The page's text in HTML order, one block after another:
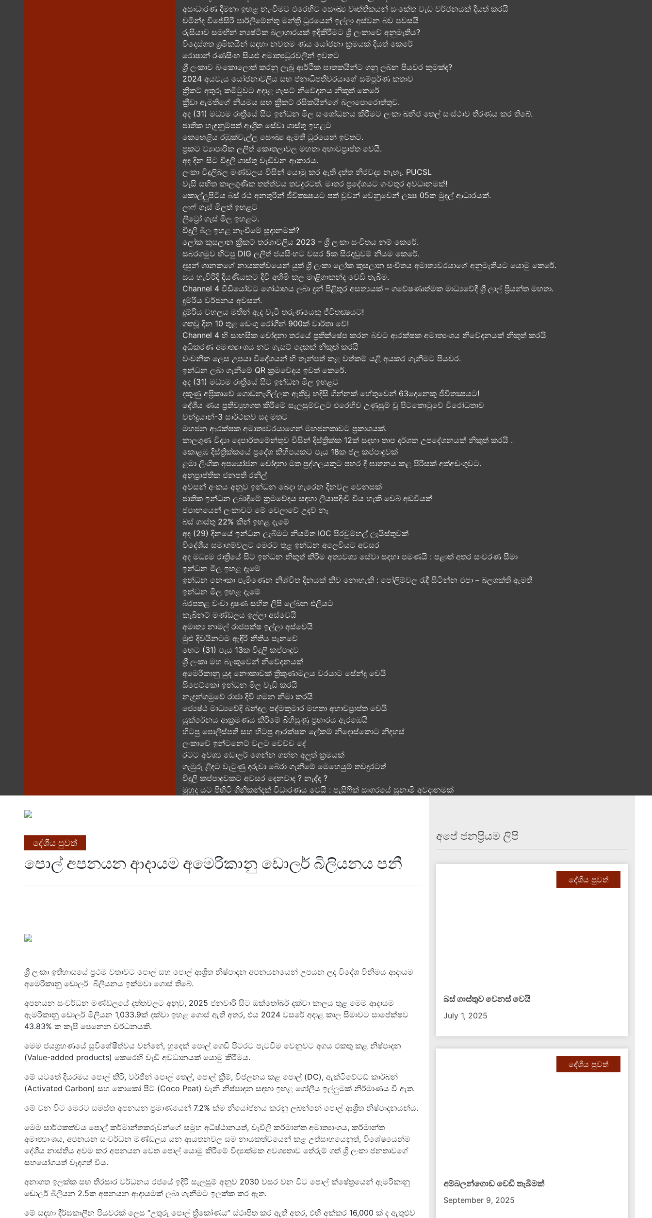
අසාධාරණ දීමනා ඉහළ නැංවීමට එරෙහිව සෞඛ්‍ය වෘත්තිකයන් සංකේත වැඩ වර්ජනයක් දියත් කරයි
චමින්ද විජේසිරි පාර්ලිමේන්තු මන්ත්‍රී ධූරයෙන් ඉල්ලා අස්වන බව පවසයි
රුසියාව සමඟින් න්‍යෂ්ටික බලාගාරයක් ඉදිකිරීමට ශ්‍රී ලංකාවේ අනුමැතිය?
විදෙස්ගත ශ්‍රමිකයින් සඳහා නවතම ණය යෝජනා ක්‍රමයක් දියත් කෙරේ
රොෂාන් රණසිංහ සියළු අමාත්‍යධූරවලින් ඉවතට​
ශ්‍රී ලංකාව බංකොලොත් කරනු ලැබූ ආර්ථික ඝාතකයින්ට ගනු ලබන පියවර කුමක්ද​?
2024 අයවැය යෝජනාවලිය​ සහ ජනාධිපතිවරයාගේ සම්පූර්ණ කතාව​
ක්‍රිකට් අතුරු කමිටුවට අදාළ ගැසට් නිවේදනය නිකුත් කෙරේ
ක්‍රීඩා ඇමතිගේ නියමය​ සහ ක්‍රිකට් රසිකයින්ගේ බලාපොරොත්තුව.
අද (31) මධ්‍යම රාත්‍රියේ සිට ඉන්ධන මිල සංශෝධනය කිරීමට ලංකා ඛනිජ තෙල් සංස්ථාව තීරණය කර තිබේ.
ජාතික හැඳුනුම්පත් ආශ්‍රිත සේවා ගාස්තු ඉහළට
කෙහෙළිය රඹුක්වැල්ල සෞඛ්‍ය ඇමති ධූරයෙන් ඉවතට​.
ප්‍රකට ව්‍යාපාරික ලලිත් කොතලාවල මහතා අභාවප්‍රාප්ත වෙයි.
අද දින​ සිට විදුලි ගාස්තු වැඩිවන ආකාරය​.
ලංකා විදුලිබල මණ්ඩලය විසින් යොමු කර ඇති දත්ත නිරවද්‍ය නැහැ. PUCSL
වැසි සහිත කාලගුණික තත්ත්වය තවදුරටත්. මාතර ප්‍රදේශයට ගංවතුර අවධානමක්!
කොල්ලුපිටිය බස් රථ අනතුරින් ජීවිතක්‍ෂයට පත් වූවන් වෙනුවෙන් ලක්‍ෂ 05ක​ මුදල් ආධාරයක්​.
ලාෆ් ගෑස් මිලත් ඉහළට​
ලිට්‍රෝ ගෑස් මිල​ ඉහළට​.
විදුලි බිල ඉහළ නැංවීමේ සූදානමක්?
ලෝක කුසලාන ක්‍රිකට් තරගාවලිය 2023 – ශ්‍රී ලංකා සංචිතය නම් කෙරේ​.
සබරගමුව හිටපු DIG ලලිත් ජයසිංහට වසර 5ක සිරදඬුවම් නියම කෙරේ.
දසුන් ශානකගේ නායකත්වයෙන් යුත් ශ්‍රී ලංකා ලෝක කුසලාන සංචිතය අමාත්‍යවරයාගේ අනුමැතියට​ යොමු කෙරේ.
සය හැවිරිදි දියණියකට දිවි අහිමි කල මාළිගාකන්ද වෙඩි තැබීම​.
Channel 4 වීඩියෝවට ගෝඨාභය ලබා දුන් පිළිතුර අසත්‍යයක් – ගවේෂණාත්මක මාධ්‍යවේදී ශ්‍රී ලාල් ප්‍රියන්ත මහතා.
දුම්රිය වර්ජනය අවසන්.
දුම්රිය වහලය මතින් ඇද​ වැටී තරුණයෙකු ජීවිතක්‍ෂයට​!
ගතවූ දින 10 තුළ ඩෙංගු රෝගීන් 900ක් වාර්තා වේ!
Channel 4 හි සාහසික චෝදනා තරයේ ප්‍රතික්ෂේප කරන බවට ආරක්ෂක අමාත්‍යංශය නිවේදනයක් නිකුත් කරයි
අධිකරණ අමාත්‍යාංශය නව ගැසට් දෙකක් නිකුත් කරයි
වංචනික ලෙස උපයා විදේශයන් හි තැන්පත් කළ​ වත්කම් යළි අයකර ගැනීමට පියවර​.
ඉන්ධන ලබා ගැනීමේ QR ක්‍රමවේදය ඉවත් කෙරේ.
අද (31) මධ්‍යම රාත්‍රියේ සිට ඉන්ධන මිල ඉහළට
දකුණු අප්‍රිකාවේ ගොඩනැගිල්ලක ඇතිවූ හදිසි ගින්නක් හේතුවෙන් 63දෙනෙකු ජීවිතක්‍ෂයට​!
දේශීය​ ණය ප්‍රතිව්‍යුහගත කිරීමේ සැලසුම්වලට එරෙහිව උණුසුම් වූ පිටකොටුවේ විරෝධතාව
චන්ද්‍රයාන්-3 සාර්ථකව සඳ මතට​
මහජන ආරක්ෂක අමාත්‍යවරයාගෙන් මහජනතාවට ප්‍රකාශයක්.
කාලගුණ විද්‍යා දෙපාර්තමේන්තුව විසින් දිස්ත්‍රික්ක 12ක් සඳහා තාප දර්ශක උපදේශනයක් නිකුත් කරයි .
කොළඹ දිස්ත්‍රික්කයේ ප්‍රදේශ කිහිපයකට පැය 18ක ජල කප්පාදුවක්
ළමා ලිංගික අපයෝජන චෝදනා මත පුද්ගලයකුට පහර දී ඝාතනය කළ පිරිසක් අත්අඩංගුවට.
අනුප්‍රාප්තික ජනපති රනිල්
අවසන් අංකය අනුව ඉන්ධන බෙදා හැරෙන දිනවල වෙනසක්
ජාතික ඉන්ධන ලබාදීමේ ක්‍රමවේදය සඳහා ලියාපදිංචි විය හැකි වෙබ් අඩවියක්
ජපානයෙන් ලංකාවට මේ වෙලාවේ උදව් නෑ
බස් ගාස්තු 22% කින් ඉහළ දැමේ
අද (29) දිනයේ ඉන්ධන ලැබීමට නියමිත IOC පිරවුම්හල් ලැයිස්තුවක්
විදේශීය සමාගම්වලට මෙරට තුළ ඉන්ධන අලෙවියට අවසර
අද මධ්‍යම රාත්‍රියේ සිට ඉන්ධන නිකුත් කිරීම අත්‍යවශ්‍ය සේවා සඳහා පමණයි : පළාත් අතර සංචරණ සීමා
ඉන්ධන මිල ඉහළ දැමේ
ඉන්ධන නෞකා පැමිණෙන නිශ්චිත දිනයක් කිව නොහැකි : පෝලිම්වල රැඳී සිටින්න එපා – බලශක්ති ඇමති
ඉන්ධන මිල ඉහළ දැමේ
බරපතළ වංචා දූෂණ සහිත ලිපි ලේඛන එලියට
කැබිනට් මණ්ඩලය ඉල්ලා අස්වෙයි
අමාත්‍ය නාමල් රාජපක්ෂ ඉල්ලා අස්වෙයි
මුළු දිවයිනටම ඇඳිරි නීතිය පැනවේ
හෙට (31) පැය 13ක විදුලි කප්පාදුව
ශ්‍රී ලංකා මහ බැංකුවෙන් නිවේදනයක්
අමෙරිකානු යුද නෞකාවක් ත්‍රිකුණාමලය වරයාට සේන්දු වෙයි
සිපෙට්කෝ ඉන්ධන මිල වැඩි කරයි
නැදුන්ගමුවේ රාජා දිවි ගමන නිමා කරයි
ජ්‍යෙෂ්ඨ මාධ්‍යවේදි බන්දුල පද්මකුමාර මහතා අභාවප්‍රාප්ත වෙයි
යුක්රේනය ආක්‍රමණය කිරීමේ බිහිසුණු ප්‍රහාරය ඇරඹෙයි
හිටපු පොලිස්පති සහ හිටපු ආරක්ෂක ලේකම් නිදොස්කොට නිදහස්
ලංකාවේ ඉන්ටනෙට් වලට වෙච්ච දේ
රටට අවශ්‍ය ඩොලර් ගෙන්න ගන්න අලුත් ක්‍රමයක්
ගැඹුරු ළිදට වැටුණු දරුවා බේරා ගැනීමේ මෙහෙයුම් තවදුරටත්
විදුලි කප්පාදුවකට අවසර දෙනවාද ? නැද්ද ?
මුහුද යට පිහිටි ගිනිකන්දක් විධාරණය වෙයි : පැසිෆික් සාගරයේ සුනාමි අවදානමක්
දේශීය පුවත්
පොල් අපනයන ආදායම අමෙරිකානු ඩොලර් බිලියනය පනී
ශ්‍රී ලංකා ඉතිහාසයේ ප්‍රථම වතාවට පොල් සහ පොල් ආශ්‍රිත නිෂ්පාදන අපනයනයෙන් උපයන ලද විදේශ විනිමය ආදායම
අමෙරිකානු ඩොලර් බිලියනය ඉක්මවා ගොස් තිබේ.
අපනයන සංවර්ධන මණ්ඩලයේ දත්තවලට අනුව, 2025 ජනවාරි සිට ඔක්තෝබර් දක්වා කාලය තුළ මෙම ආදායම
ඇමරිකානු ඩොලර් මිලියන 1,033.9ක් දක්වා ඉහළ ගොස් ඇති අතර, එය 2024 වසරේ අදාළ කාල සීමාවට සාපේක්ෂව
43.83% ක කැපී පෙනෙන වර්ධනයකි.
මෙම ජයග්‍රහණයේ සුවිශේෂීත්වය වන්නේ, හුදෙක් පොල් ගෙඩි පිටරට පැටවීම වෙනුවට අගය එකතු කළ නිෂ්පාදන
(Value-added products) කෙරෙහි වැඩි අවධානයක් යොමු කිරීමය.
මේ යටතේ දියරමය පොල් කිරි, වර්ජින් පොල් තෙල්, පොල් ක්‍රීම්, විජලනය කළ පොල් (DC), ඇක්ටිවේටඩ් කාර්බන්
(Activated Carbon) සහ කොකෝ පීට් (Coco Peat) වැනි නිෂ්පාදන සඳහා ඉහළ ගෝලීය ඉල්ලුමක් නිර්මාණය වී ඇත.
මේ වන විට මෙරට සමස්ත අපනයන ප්‍රමාණයෙන් 7.2% ක්ම නියෝජනය කරනු ලබන්නේ පොල් ආශ්‍රිත නිෂ්පාදනයන්ය.
මෙම සාර්ථකත්වය පොල් කර්මාන්තකරුවන්ගේ සමූහ අධිෂ්ඨානයත්, වැවිලි කර්මාන්ත අමාත්‍යාංශය, කර්මාන්ත
අමාත්‍යාංශය, අපනයන සංවර්ධන මණ්ඩලය යන ආයතනවල සම නායකත්වයෙන් කළ උත්සාහයෙනුත්, විශේෂයෙන්ම
දේශීය නාස්තිය අවම කර අපනයන වෙත පොල් යොමු කිරීමේ විද්‍යාත්මක අවශ්‍යතාව තේරුම් ගත් ශ්‍රී ලංකා ජනතාවගේ
සහයෝගයත් වැදගත් විය.
අනාගත ඉලක්ක සහ තිරසාර වර්ධනය රජයේ ඉදිරි සැලසුම් අනුව 2030 වසර වන විට පොල් ක්ෂේත්‍රයෙන් ඇමරිකානු
ඩොලර් බිලියන 2.5ක අපනයන ආදායමක් ලබා ගැනීමට ඉලක්ක කර ඇත.
මේ සඳහා දීර්ඝකාලීන පියවරක් ලෙස “උතුරු පොල් ත්‍රිකෝණය” ස්ථාපිත කර ඇති අතර, එහි අක්කර 16,000 ක් ද ඇතුළුව
අපේ ජනප්‍රියම ලිපි
දේශීය පුවත්
බස් ගාස්තුව වෙනස් වෙයි
July 1, 2025
දේශීය පුවත්
අම්බලන්ගොඩ වෙඩි තැබීමක්
September 9, 2025